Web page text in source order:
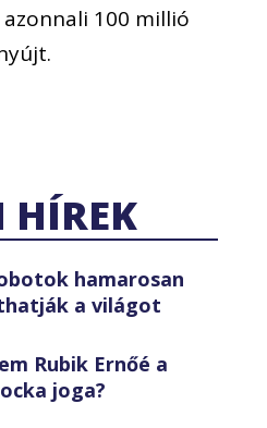
100 millió
HÍREK
hamarosan
a világot
Rubik Ernőé a
joga?